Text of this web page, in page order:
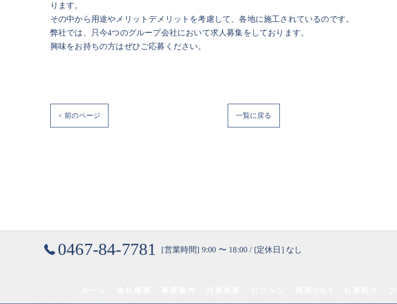
ります。
その中から用途やメリットデメリットを考慮して、各地に施工されているのです。
弊社では、只今4つのグループ会社において求人募集をしております。
興味をお持ちの方はぜひご応募ください。
< 前のページ 一覧に戻る
0467-84-7781 [営業時間] 9:00 〜 18:00 / [定休日] なし